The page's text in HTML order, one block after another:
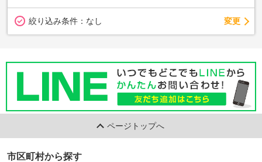
絞り込み条件： なし 変更
ページトップへ
市区町村から探す